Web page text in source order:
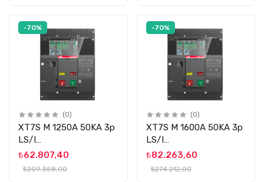
-70%
(0)
XT7S M 1250A 50KA 3p
LS/I
MOT.TAK.TRM.MNY.KOMP.ŞLT
ABB
₺62.807,40
₺209.358,00
-70%
(0)
XT7S M 1600A 50KA 3p
LS/I
MOT.TAK.TRM.MNY.KOMP.ŞLT
ABB
₺82.263,60
₺274.212,00